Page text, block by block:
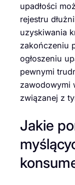
upadłości
rejestru
uzyskiwania
zakończeniu
ogłoszeniu
pewnymi
zawodowymi
związanej z
Jakie